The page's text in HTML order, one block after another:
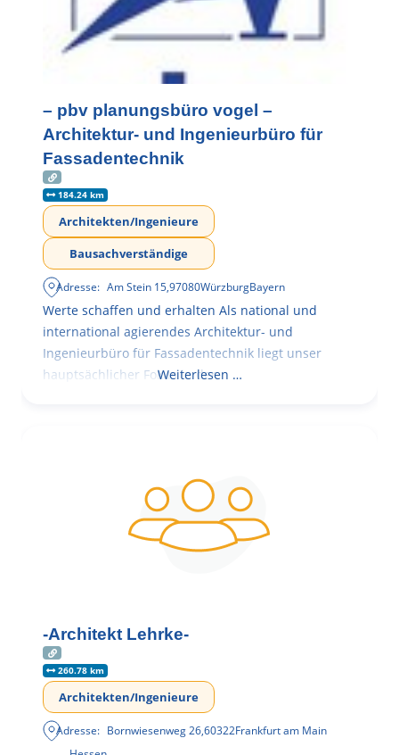
– pbv planungsbüro vogel –
Architektur- und Ingenieurbüro für
Fassadentechnik
184.24 km
Architekten/Ingenieure
Bausachverständige
Adresse: Am Stein 15,97080WürzburgBayern
Werte schaffen und erhalten Als national und
international agierendes Architektur- und
Ingenieurbüro für Fassadentechnik liegt unser
hauptsächlicher Fokus in der
Weiterlesen …
-Architekt Lehrke-
260.78 km
Architekten/Ingenieure
Adresse: Bornwiesenweg 26,60322Frankfurt am Main